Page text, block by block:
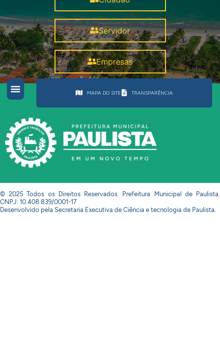
Servidor
Empresas
MAPA DO SITE TRANSPARÊNCIA
© 2025 Todos os Direitos Reservados. Prefeitura Municipal de Paulista.
CNPJ: 10.408.839/0001-17
Desenvolvido pela Secretaria Executiva de Ciência e tecnologia de Paulista.